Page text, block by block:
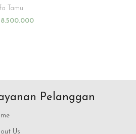
Tamu
8.500.000
Pelanggan
Us